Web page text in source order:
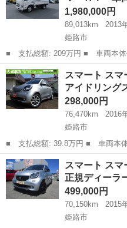
1,980,000円
89,013km
2013
姫路市
■ 支払総額: 209万円 ■ 車両本体価格： 1,980,000 円 ■ メーカー
名： 日野 ■ 車種名： デュト
ド 積載２．０ｔ ＡＴ 車両総
さ：３１０...
兵庫 姫路市 その他
スマート ス
アイドリン
298,000円
76,470km
2016
姫路市
■ 支払総額: 39.8万円 ■ 車両本体価格： 298,000 円 ■ メーカー
名： スマート ■ 車種名： スマ
名： パッション アイドリング
グＴＶ Ｂｌｕ...
兵庫 姫路市 その他
スマート ス
正規ディー
499,000円
70,150km
2015
姫路市